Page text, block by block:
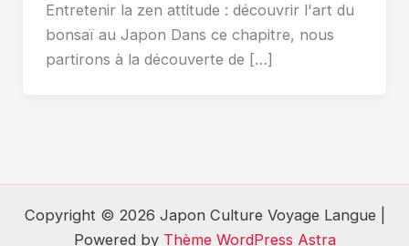
Entretenir la zen attitude : découvrir l'art du
bonsaï au Japon Dans ce chapitre, nous
partirons à la découverte de […]
Copyright © 2026 Japon Culture Voyage Langue |
Powered by Thème WordPress Astra